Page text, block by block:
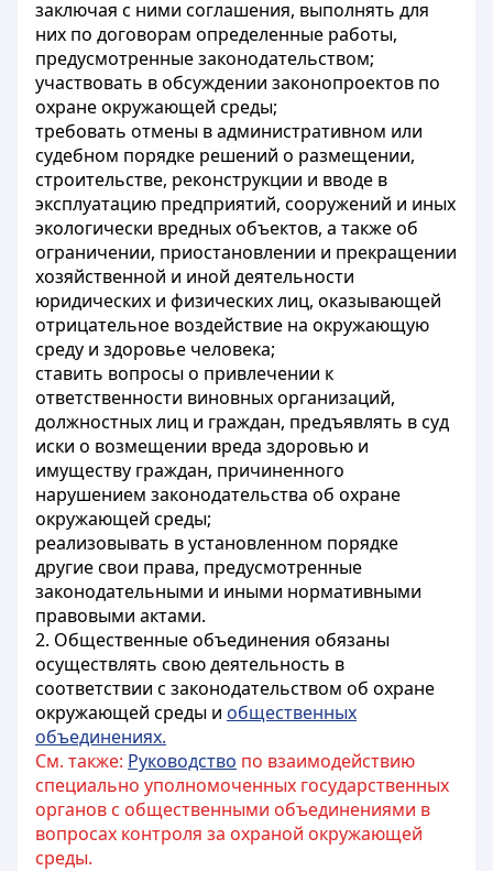
заключая с ними соглашения, выполнять для
них по договорам определенные работы,
предусмотренные законодательством;
участвовать в обсуждении законопроектов по
охране окружающей среды;
требовать отмены в административном или
судебном порядке решений о размещении,
строительстве, реконструкции и вводе в
эксплуатацию предприятий, сооружений и иных
экологически вредных объектов, а также об
ограничении, приостановлении и прекращении
хозяйственной и иной деятельности
юридических и физических лиц, оказывающей
отрицательное воздействие на окружающую
среду и здоровье человека;
ставить вопросы о привлечении к
ответственности виновных организаций,
должностных лиц и граждан, предъявлять в суд
иски о возмещении вреда здоровью и
имуществу граждан, причиненного
нарушением законодательства об охране
окружающей среды;
реализовывать в установленном порядке
другие свои права, предусмотренные
законодательными и иными нормативными
правовыми актами.
2. Общественные объединения обязаны
осуществлять свою деятельность в
соответствии с законодательством об охране
окружающей среды и общественных
объединениях.
См. также: Руководство по взаимодействию
специально уполномоченных государственных
органов с общественными объединениями в
вопросах контроля за охраной окружающей
среды.